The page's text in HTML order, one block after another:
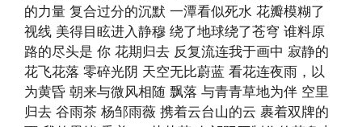
的力量 复合过分的沉默 一潭看似死水 花瓣模糊了
视线 美得目眩进入静穆 绕了地球绕了苍穹 谁料原
路的尽头是 你 花期归去 反复流连我于画中 寂静的
花飞花落 零碎光阴 天空无比蔚蓝 看花连夜雨，以
为黄昏 朝来与微风相随 飘落 与青青草地为伴 空里
归去 谷雨茶 杨邹雨薇 携着云台山的云 裹着双牌的